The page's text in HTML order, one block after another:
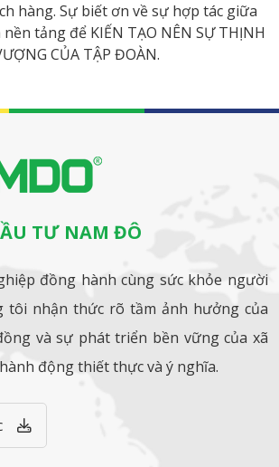
hàng. Sự biết ơn về sự hợp tác giữa
tảng để KIẾN TẠO NÊN SỰ THỊNH
CỦA TẬP ĐOÀN.
TƯ NAM ĐÔ
đồng hành cùng sức khỏe người
tôi nhận thức rõ tầm ảnh hưởng của
và sự phát triển bền vững của xã
động thiết thực và ý nghĩa.